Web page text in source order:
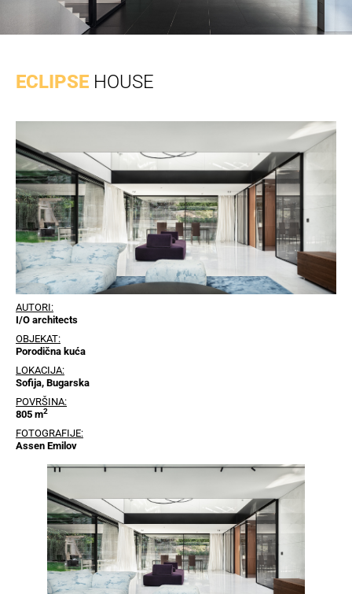
ECLIPSE HOUSE
AUTORI:
I/O architects
OBJEKAT:
Porodična kuća
LOKACIJA:
Sofija, Bugarska
POVRŠINA:
805 m2
FOTOGRAFIJE:
Assen Emilov